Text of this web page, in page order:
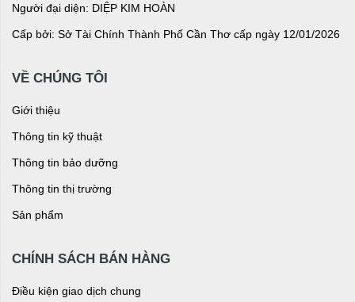
Người đại diện: DIỆP KIM HOÀN
Cấp bởi: Sở Tài Chính Thành Phố Cần Thơ cấp ngày 12/01/2026
VỀ CHÚNG TÔI
Giới thiệu
Thông tin kỹ thuật
Thông tin bảo dưỡng
Thông tin thị trường
Sản phẩm
CHÍNH SÁCH BÁN HÀNG
Điều kiện giao dịch chung